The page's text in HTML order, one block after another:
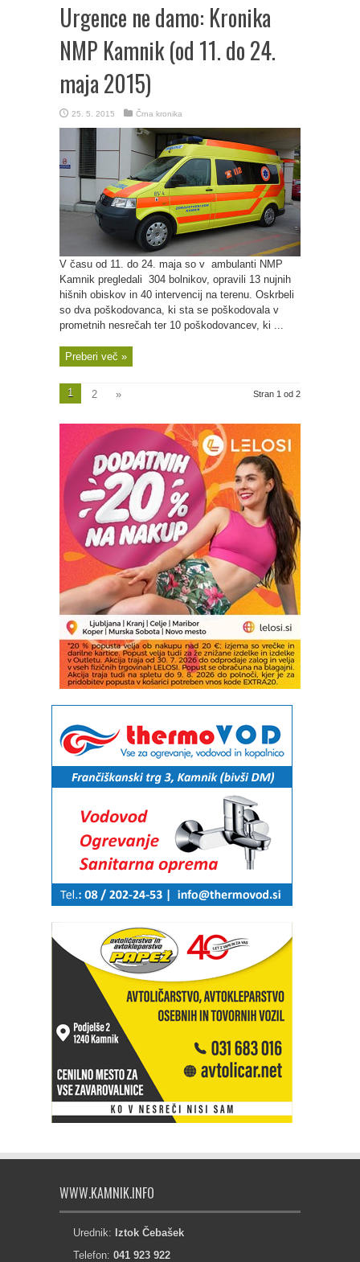
Urgence ne damo: Kronika
NMP Kamnik (od 11. do 24.
maja 2015)
25. 5. 2015 Črna kronika
V času od 11. do 24. maja so v ambulanti NMP
Kamnik pregledali 304 bolnikov, opravili 13 nujnih
hišnih obiskov in 40 intervencij na terenu. Oskrbeli
so dva poškodovanca, ki sta se poškodovala v
prometnih nesrečah ter 10 poškodovancev, ki ...
Preberi več »
Stran 1 od 2
1 2 »
WWW.KAMNIK.INFO
Urednik: Iztok Čebašek
Telefon: 041 923 922